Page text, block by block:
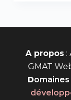
A propos:
GMAT
Domaines